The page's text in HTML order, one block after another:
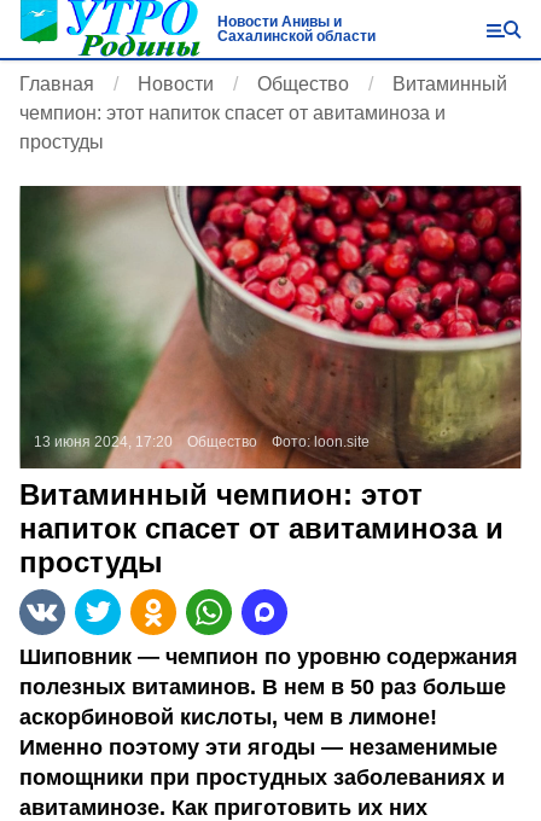
Новости Анивы и
Сахалинской области
Главная Новости Общество
Витаминный
чемпион: этот напиток спасет от авитаминоза и
простуды
13 июня 2024, 17:20 Общество Фото: loon.site
Витаминный чемпион: этот
напиток спасет от авитаминоза и
простуды
Шиповник — чемпион по уровню содержания
полезных витаминов. В нем в 50 раз больше
аскорбиновой кислоты, чем в лимоне!
Именно поэтому эти ягоды — незаменимые
помощники при простудных заболеваниях и
авитаминозе. Как приготовить их них